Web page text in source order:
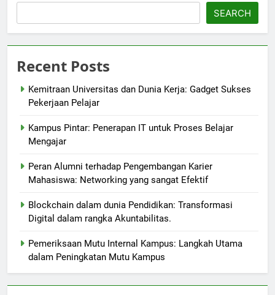
SEARCH
Recent Posts
Kemitraan Universitas dan Dunia Kerja: Gadget Sukses
Pekerjaan Pelajar
Kampus Pintar: Penerapan IT untuk Proses Belajar
Mengajar
Peran Alumni terhadap Pengembangan Karier
Mahasiswa: Networking yang sangat Efektif
Blockchain dalam dunia Pendidikan: Transformasi
Digital dalam rangka Akuntabilitas.
Pemeriksaan Mutu Internal Kampus: Langkah Utama
dalam Peningkatan Mutu Kampus